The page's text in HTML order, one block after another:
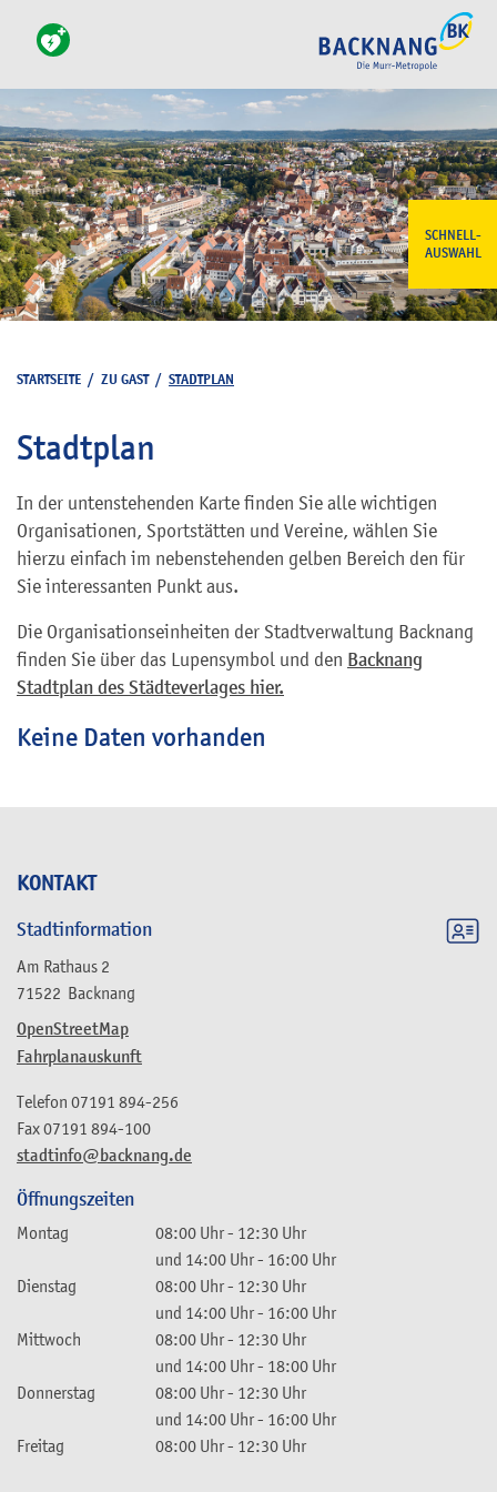
SCHNELL-
AUSWAHL
KONTAKT
Stadtinformation
Am Rathaus 2
71522 Backnang
OpenStreetMap
Fahrplanauskunft
stadtinfo@backnang.de
Telefon 07191 894-256
Fax07191 894-100
Öffnungszeiten
Montag 08:00 Uhr- 12:30 Uhr
und 14:00 Uhr- 16:00 Uhr
Dienstag
08:00 Uhr- 12:30 Uhr
und 14:00 Uhr- 16:00 Uhr
Mittwoch
08:00 Uhr- 12:30 Uhr
und 14:00 Uhr- 18:00 Uhr
Donnerstag
08:00 Uhr- 12:30 Uhr
und 14:00 Uhr- 16:00 Uhr
Freitag
08:00 Uhr- 12:30 Uhr
STARTSEITE / ZU GAST/ STADTPLAN
Stadtplan
In der untenstehenden Karte finden Sie alle wichtigen
Organisationen, Sportstätten und Vereine, wählen Sie
hierzu einfach im nebenstehenden gelben Bereich den für
Sie interessanten Punkt aus.
Die Organisationseinheiten der Stadtverwaltung Backnang
finden Sie über das Lupensymbol und den Backnang
Stadtplan des Städteverlages hier.
Keine Daten vorhanden